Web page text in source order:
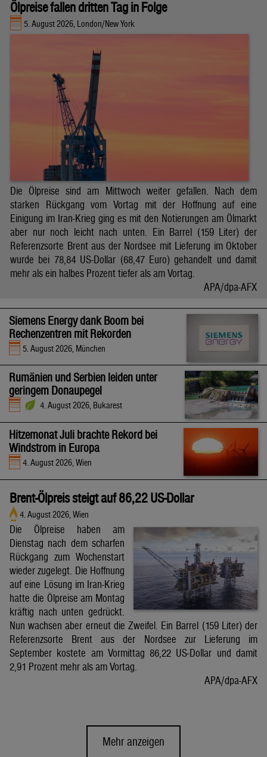
Ölpreise fallen dritten Tag in Folge
5. August 2026, London/New York
Die Ölpreise sind am Mittwoch weiter gefallen. Nach dem
starken Rückgang vom Vortag mit der Hoffnung auf eine
Einigung im Iran-Krieg ging es mit den Notierungen am Ölmarkt
aber nur noch leicht nach unten. Ein Barrel (159 Liter) der
Referenzsorte Brent aus der Nordsee mit Lieferung im Oktober
wurde bei 78,84 US-Dollar (68,47 Euro) gehandelt und damit
mehr als ein halbes Prozent tiefer als am Vortag.
APA/dpa-AFX
Siemens Energy dank Boom bei
Rechenzentren mit Rekorden
5. August 2026, München
Rumänien und Serbien leiden unter
geringem Donaupegel
4. August 2026, Bukarest
Hitzemonat Juli brachte Rekord bei
Windstrom in Europa
4. August 2026, Wien
Brent-Ölpreis steigt auf 86,22 US-Dollar
4. August 2026, Wien
Die Ölpreise haben am
Dienstag nach dem scharfen
Rückgang zum Wochenstart
wieder zugelegt. Die Hoffnung
auf eine Lösung im Iran-Krieg
hatte die Ölpreise am Montag
kräftig nach unten gedrückt.
Nun wachsen aber erneut die Zweifel. Ein Barrel (159 Liter) der
Referenzsorte Brent aus der Nordsee zur Lieferung im
September kostete am Vormittag 86,22 US-Dollar und damit
2,91 Prozent mehr als am Vortag.
APA/dpa-AFX
Mehr anzeigen